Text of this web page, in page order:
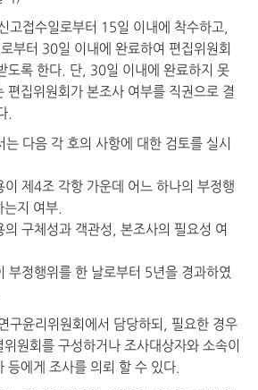
수일로부터 15일 이내에 착수하고,
부터 30일 이내에 완료하여 편집위원회
도록 한다. 단, 30일 이내에 완료하지 못
편집위원회가 본조사 여부를 직권으로 결
.
음 각 호의 사항에 대한 검토를 실시
제4조 각항 가운데 어느 하나의 부정행
는지 여부.
구체성과 객관성, 본조사의 필요성 여
정행위를 한 날로부터 5년을 경과하였
리위원회에서 담당하되, 필요한 경우
위원회를 구성하거나 조사대상자와 소속이
등에게 조사를 의뢰 할 수 있다.